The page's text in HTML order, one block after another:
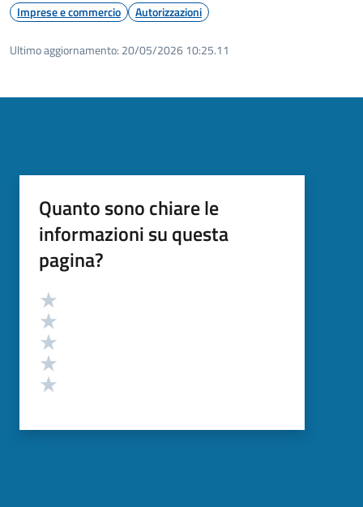
Imprese e commercio Autorizzazioni
Ultimo aggiornamento: 20/05/2026 10:25.11
Quanto sono chiare le
informazioni su questa
pagina?
Valutazione